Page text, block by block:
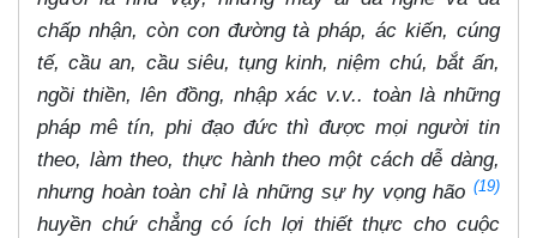
chấp nhận, còn con đường tà pháp, ác kiến, cúng
tế, cầu an, cầu siêu, tụng kinh, niệm chú, bắt ấn,
ngồi thiền, lên đồng, nhập xác v.v.. toàn là những
pháp mê tín, phi đạo đức thì được mọi người tin
theo, làm theo, thực hành theo một cách dễ dàng,
nhưng hoàn toàn chỉ là những sự hy vọng hão (19)
huyền chứ chẳng có ích lợi thiết thực cho cuộc